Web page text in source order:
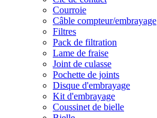
Courroie
Câble compteur/embrayage
Filtres
Pack de filtration
Lame de fraise
Joint de culasse
Pochette de joints
Disque d'embrayage
Kit d'embrayage
Coussinet de bielle